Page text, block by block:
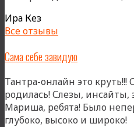
Ира Кез
Все отзывы
Сама себе завидую
Тантра-онлайн это круть!!!
родилась! Слезы, инсайты,
Мариша, ребята! Было
глубоко, высоко и широко!